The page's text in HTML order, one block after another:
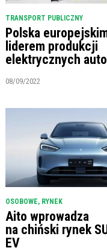
TRANSPORT PUBLICZNY
Polska
liderem produkcji
elektrycznych
08/09/2022
OSOBOWE, RYNEK
Aito wprowadza
na chiński rynek
EV